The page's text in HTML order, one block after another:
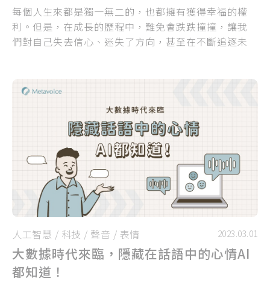
每個人生來都是獨一無二的，也都擁有獲得幸福的權
利。但是，在成長的歷程中，難免會跌跌撞撞，讓我
們對自己失去信心、迷失了方向，甚至在不斷追逐未
人工智慧 / 科技 / 聲音 / 表情 2023.03.01
大數據時代來臨，隱藏在話語中的心情AI
都知道！